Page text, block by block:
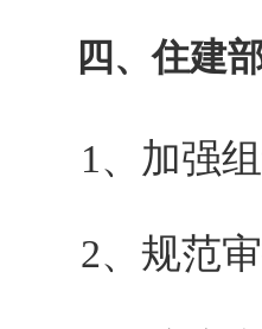
四、住建部
1、加强组
2、规范审